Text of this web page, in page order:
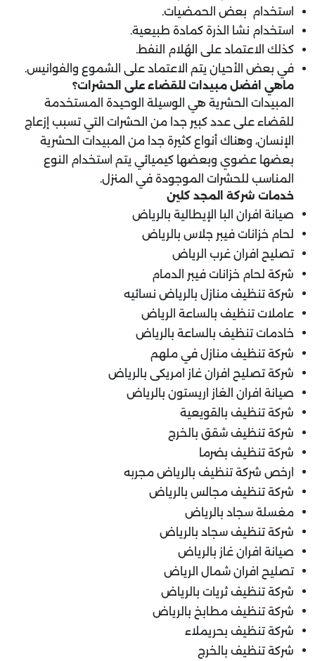
استخدام بعض الحمضيات.
استخدام نشا الذرة كمادة طبيعية.
كذلك الاعتماد على الهُلام النفط.
في بعض الأحيان يتم الاعتماد على الشموع والفوانيس.
ماهي افضل مبيدات للقضاء على الحشرات؟
‏المبيدات الحشرية هي الوسيلة الوحيدة المستخدمة
للقضاء على عدد كبير جدا من الحشرات التي تسبب إزعاج
الإنسان، وهناك أنواع كثيرة جدا من المبيدات الحشرية
بعضها عضوي وبعضها كيميائي يتم استخدام النوع
المناسب للحشرات الموجودة في المنزل.
خدمات شركة المجد كلين
صيانة افران البا الإيطالية بالرياض
لحام خزانات فيبر جلاس بالرياض
تصليح افران غرب الرياض
شركة لحام خزانات فيبر الدمام
شركة تنظيف منازل بالرياض نسائيه
عاملات تنظيف بالساعة الرياض
خادمات تنظيف بالساعة بالرياض
شركة تنظيف منازل في ملهم
شركة تصليح افران غاز امريكى بالرياض
صيانة افران الغاز اريستون بالرياض
شركة تنظيف بالقويعية
شركة تنظيف شقق بالخرج
شركة تنظيف بضرما
ارخص شركة تنظيف بالرياض مجربه
شركة تنظيف مجالس بالرياض
مغسلة سجاد بالرياض
شركة تنظيف سجاد بالرياض
صيانة افران غاز بالرياض
تصليح افران شمال الرياض
شركة تنظيف ثريات بالرياض
شركة تنظيف مطابخ بالرياض
شركة تنظيف بحريملاء
شركة تنظيف بالخرج